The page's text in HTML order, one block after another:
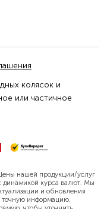
колясок и
или частичное
нашей продукции/услуг
динамикой курса валют. Мы
и обновления
точную информацию.